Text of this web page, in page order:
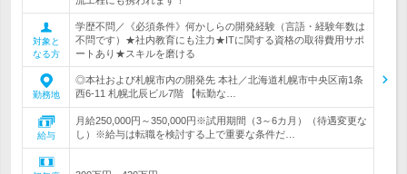
対象と
なる方
学歴不問／《必須条件》何かしらの開発経験（言語・経験年数は
不問です）★社内教育にも注力★ITに関する資格の取得費用サポ
ートあり★スキルを磨ける
勤務地
◎本社および札幌市内の開発先 本社／北海道札幌市中央区南1条
西6-11 札幌北辰ビル7階 【転勤な…
給与
月給250,000円～350,000円※試用期間（3～6カ月）（待遇変更な
し）※給与は転職を検討する上で重要な条件だ…